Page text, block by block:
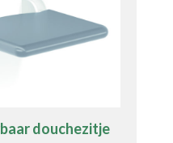
douchezitje